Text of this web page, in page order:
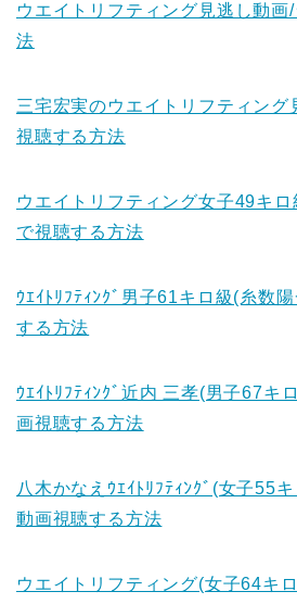
ウエイトリフティング見逃し動画
法
三宅宏実のウエイトリフティング
視聴する方法
ウエイトリフティング女子49キ
で視聴する方法
ｳｴｲﾄﾘﾌﾃｨﾝｸﾞ男子61キロ級(糸数
する方法
ｳｴｲﾄﾘﾌﾃｨﾝｸﾞ近内 三孝(男子67キ
画視聴する方法
八木かなえｳｴｲﾄﾘﾌﾃｨﾝｸﾞ(女子55
動画視聴する方法
ウエイトリフティング(女子64キ